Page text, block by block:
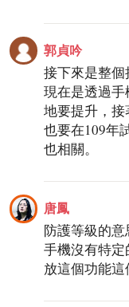
郭貞吟
接下來是整
現在是透過
地要提升，接
也要在109年
也相關。
唐鳳
防護等級的
手機沒有特
放這個功能